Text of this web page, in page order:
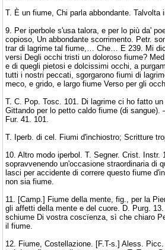
T. È un fiume, Chi parla abbondante. Talvolta
9. Per iperbole s'usa talora, e per lo più da'
copioso, Un abbondante scorrimento. Petr.
trar di lagrime tal fiume,… Che… E 239. Mi
versi Degli occhi tristi un doloroso fiume?
e di quegli pietosi e dolcissimi occhi, a
tutti i nostri peccati, sgorgarono fiumi di
meco, e grido, e largo fiume Verso per gli
T. C. Pop. Tosc. 101. Di lagrime ci ho fatto un
Gittando per lo petto caldo fiume (di sangue).
Fur. 41. 101.
T. Iperb. di cel. Fiumi d'inchiostro; Scritture
10. Altro modo iperbol. T. Segner. Crist. Instr.
sopravvenendo un'occasione straordinaria di
lasci per accidente di correre questo fiume
non sia fiume.
11. [Camp.] Fiume della mente, fig., per la
gli affetti della mente e del cuore. D. Purg.
schiume Di vostra coscïenza, sì che chiaro
il fiume.
12. Fiume, Costellazione. [F.T-s.] Aless.